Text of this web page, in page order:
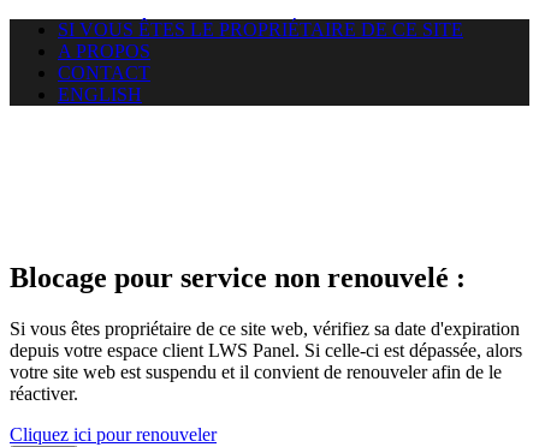
SI VOUS ÊTES LE PROPRIÉTAIRE DE CE SITE
A PROPOS
CONTACT
ENGLISH
Blocage pour service non renouvelé :
Si vous êtes propriétaire de ce site web, vérifiez sa date d'expiration
depuis votre espace client LWS Panel. Si celle-ci est dépassée, alors
votre site web est suspendu et il convient de renouveler afin de le
réactiver.
Cliquez ici pour renouveler